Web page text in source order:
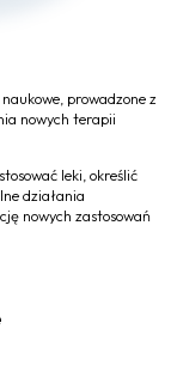
prowadzone z
nowych terapii
leki, określić
działania
nowych zastosowań